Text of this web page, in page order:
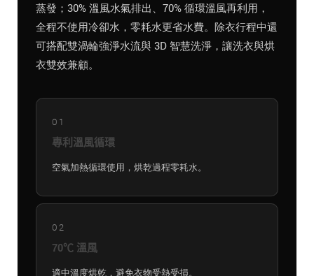
蒸發；30% 溫風水氣排出、70% 循環溫風再利用，
全程不使用冷卻水，零耗水更省水費。除衣行程中還
可搭配雙渦輪強淨水流與 3D 智慧洗淨，讓洗衣與烘
衣雙效兼顧。
01
專利溫風循環
空氣加熱循環使用，烘乾過程零耗水。
02
70℃ 溫風
適中溫度烘乾，避免衣物受熱受損。